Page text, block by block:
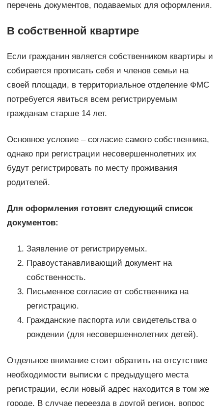
перечень документов, подаваемых для оформления.
В собственной квартире
Если гражданин является собственником квартиры и
собирается прописать себя и членов семьи на
своей площади, в территориальное отделение ФМС
потребуется явиться всем регистрируемым
гражданам старше 14 лет.
Основное условие – согласие самого собственника,
однако при регистрации несовершеннолетних их
будут регистрировать по месту проживания
родителей.
Для оформления готовят следующий список
документов:
Заявление от регистрируемых.
Правоустанавливающий документ на
собственность.
Письменное согласие от собственника на
регистрацию.
Гражданские паспорта или свидетельства о
рождении (для несовершеннолетних детей).
Отдельное внимание стоит обратить на отсутствие
необходимости выписки с предыдущего места
регистрации, если новый адрес находится в том же
городе. В случае переезда в другой регион, вопрос